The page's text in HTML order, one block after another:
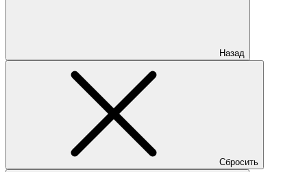
Назад
Сбросить